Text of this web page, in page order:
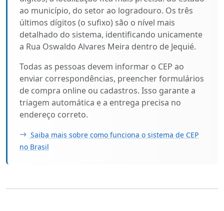
ao município, do setor ao logradouro. Os três
últimos dígitos (o sufixo) são o nível mais
detalhado do sistema, identificando unicamente
a Rua Oswaldo Alvares Meira dentro de Jequié.
Todas as pessoas devem informar o CEP ao
enviar correspondências, preencher formulários
de compra online ou cadastros. Isso garante a
triagem automática e a entrega precisa no
endereço correto.
Saiba mais sobre como funciona o sistema de CEP
no Brasil